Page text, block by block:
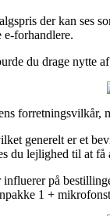
der kan
forhandlere.
du drage
forretningsvilkår,
generelt er et
lejlighed til at
på
1 +